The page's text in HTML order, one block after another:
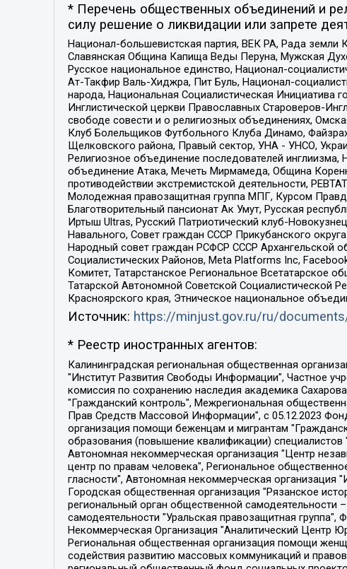
* Перечень общественных объединений и
силу решение о ликвидации или запрете
Национал-большевистская партия, ВЕК РА, Рада
Славянская Община Капища Веды Перуна, Мужская
Русское национальное единство, Национал-
Ат-Такфир Валь-Хиджра, Пит Буль, Национал-
народа, Национальная Социалистическая Инициатива
Инглистической церкви Православных Староверов-
свободе совести и о религиозных объединениях,
Клуб Болельщиков Футбольного Клуба Динамо,
Щелковского района, Правый сектор, УНА - УНСО,
Религиозное объединение последователей
объединение Атака, Мечеть Мирмамеда, Община
противодействии экстремистской деятельности,
Молодежная правозащитная группа МПГ, Курсом
Благотворительный пансионат Ак Умут, Русская
Иртыш Ultras, Русский Патриотический клуб-
Навального, Совет граждан СССР Прикубанского
Народный совет граждан РСФСР СССР Архангельской
Социалистических Районов, Meta Platforms Inc,
Комитет, Татарстанское Региональное
Татарской Автономной Советской Социалистической
Красноярского края, Этническое национальное
Источник: https://minjust.gov.ru/ru/
* Реестр иностранных агентов:
Калининградская региональная общественная организация "Экозащита!-Женсовет", Фонд содействия защите прав и свобод граждан "Общественный вердикт", Фонд "Институт Развития Свободы Информации", Частное учреждение "Информационное агентство МЕМО. РУ", Региональная общественная организация "Общественная комиссия по сохранению наследия академика Сахарова", Фонд поддержки свободы прессы, Санкт-Петербургская общественная правозащитная организация "Гражданский контроль", Межрегиональная общественная организация "Информационно-просветительский центр "Мемориал", Региональный Фонд "Центр Защиты Прав Средств Массовой Информации", с 05.12.2023 Фонд "Центр Защиты Прав Средств массовой информации", Региональная общественная благотворительная организация помощи беженцам и мигрантам "Гражданское содействие", Негосударственное образовательное учреждение дополнительного профессионального образования (повышение квалификации) специалистов "АКАДЕМИЯ ПО ПРАВАМ ЧЕЛОВЕКА", Свердловская региональная общественная организация "Сутяжник", Автономная некоммерческая организация "Центр независимых социологических исследований", Союз общественных объединений "Российский исследовательский центр по правам человека", Региональное общественное учреждение научно-информационный центр "МЕМОРИАЛ", Некоммерческая организация "Фонд защиты гласности", Автономная некоммерческая организация "Институт прав человека", Городская общественная организация "Екатеринбургское общество "МЕМОРИАЛ", Городская общественная организация "Рязанское историко-просветительское и правозащитное общество "Мемориал" (Рязанский Мемориал), Челябинский региональный орган общественной самодеятельности – женское общественное объединение "Женщины Евразии", Челябинский региональный орган общественной самодеятельности "Уральская правозащитная группа", Фонд содействия защите здоровья и социальной справедливости имени Андрея Рылькова, Автономная Некоммерческая Организация "Аналитический Центр Юрия Левады", Автономная некоммерческая организация социальной поддержки населения "Проект Апрель", Региональная общественная организация помощи женщинам и детям, находящимся в кризисной ситуации "Информационно-методический центр "Анна", Фонд содействия развитию массовых коммуникаций и правовому просвещению "Так-так-Так", Фонд содействия устойчивому развитию "Серебряная тайга", Свердловский региональный общественный фонд социальных проектов "Новое время", "Idel.Реалии", Кавказ.Реалии, Крым.Реалии, Телеканал Настоящее Время, Татаро-башкирская служба Радио Свобода (Azatliq Radiosi), Радио Свободная Европа/Радио Свобода (PCE/PC), "Сибирь.Реалии", "Фактограф", Благотворительный фонд помощи осужденным и их семьям, Автономная некоммерческая организация "Институт глобализации и социальных движений", Фонд "В защиту прав заключенных", Частное учреждение "Центр поддержки и содействия развитию средств массовой информации", Пензенский региональный общественный благотворительный фонд "Гражданский союз", "Север.Реалии", Некоммерческая организация Фонд "Правовая инициатива", Общество с ограниченной ответственностью "Радио Свободная Европа/Радио Свобода", Чешское информационное агентство "MEDIUM-ORIENT", Красноярская региональная общественная организация "Мы против СПИДа", Камалягин Денис Николаевич, Маркелов